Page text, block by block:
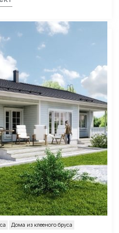
Дома из клееного бруса